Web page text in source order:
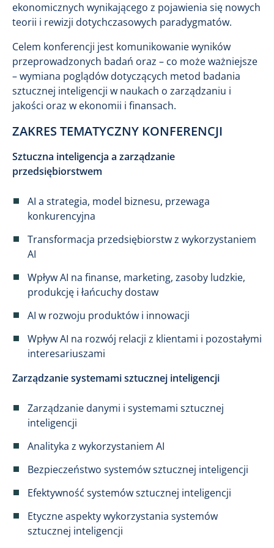
ekonomicznych wynikającego z pojawienia się nowych
teorii i rewizji dotychczasowych paradygmatów.
Celem konferencji jest komunikowanie wyników
przeprowadzonych badań oraz – co może ważniejsze
– wymiana poglądów dotyczących metod badania
sztucznej inteligencji w naukach o zarządzaniu i
jakości oraz w ekonomii i finansach.
ZAKRES TEMATYCZNY KONFERENCJI
Sztuczna inteligencja a zarządzanie
przedsiębiorstwem
AI a strategia, model biznesu, przewaga
konkurencyjna
Transformacja przedsiębiorstw z wykorzystaniem
AI
Wpływ AI na finanse, marketing, zasoby ludzkie,
produkcję i łańcuchy dostaw
AI w rozwoju produktów i innowacji
Wpływ AI na rozwój relacji z klientami i pozostałymi
interesariuszami
Zarządzanie systemami sztucznej inteligencji
Zarządzanie danymi i systemami sztucznej
inteligencji
Analityka z wykorzystaniem AI
Bezpieczeństwo systemów sztucznej inteligencji
Efektywność systemów sztucznej inteligencji
Etyczne aspekty wykorzystania systemów
sztucznej inteligencji